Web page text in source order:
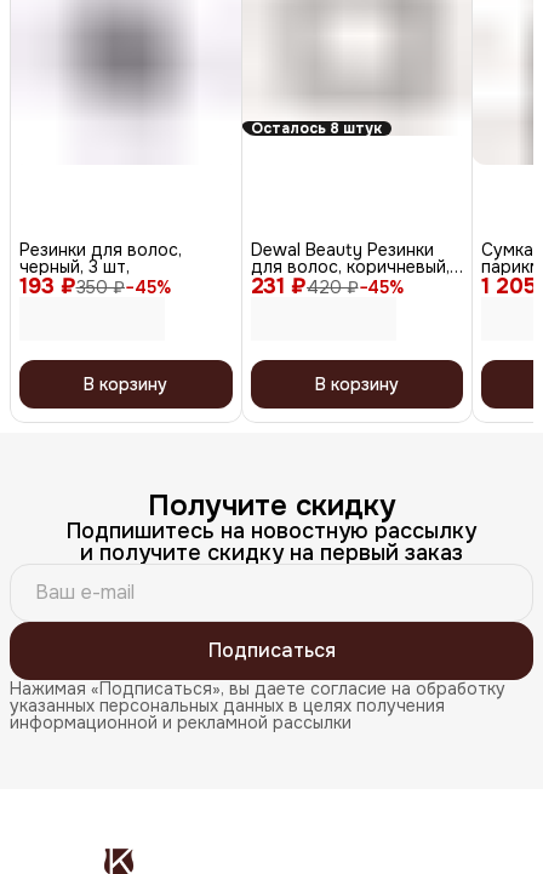
193 ₽350 ₽−45%
Резинки для волос,
черный, 3 шт,
В корзину
Осталось 8 штук
231 ₽420 ₽−45%
Dewal Beauty Резинки
для волос, коричневый,
8 шт
В корзину
1
Сумка
Получите скидку
Подпишитесь на новостную рассылку
и получите скидку на первый заказ
Подписаться
Нажимая «Подписаться», вы даете согласие на обработку
указанных персональных данных в целях получения
информационной и рекламной рассылки